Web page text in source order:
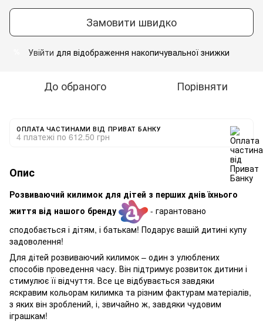
Замовити швидко
Увійти для відображення накопичувальної знижки
До обраного Порівняти
ОПЛАТА ЧАСТИНАМИ ВІД ПРИВАТ БАНКУ
4 платежі по 612.50 грн
Опис
Розвиваючий килимок для дітей з перших днів їхнього
життя від нашого бренду
- гарантовано
сподобається і дітям, і батькам! Подарує вашій дитині купу
задоволення!
Для дітей розвиваючий килимок – один з улюблених
способів проведення часу. Він підтримує розвиток дитини і
стимулює її відчуття. Все це відбувається завдяки
яскравим кольорам килимка та різним фактурам матеріалів,
з яких він зроблений, і, звичайно ж, завдяки чудовим
іграшкам!